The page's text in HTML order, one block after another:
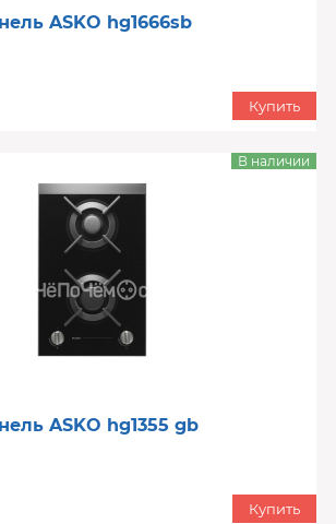
ASKO hg1666sb
Купить
ASKO hg1355 gb
В наличии
Купить